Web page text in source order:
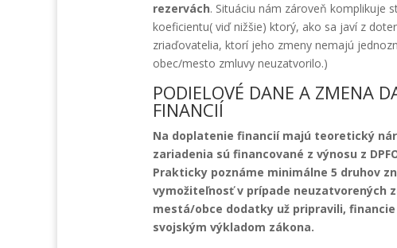
rezervách. Situáciu nám zároveň komplikuje
koeficientu( viď nižšie) ktorý, ako sa javí z
zriaďovatelia, ktorí jeho zmeny nemajú
obec/mesto zmluvy neuzatvorilo.)
PODIELOVÉ DANE A ZMENA
FINANCIÍ
Na doplatenie financií majú teoretický
zariadenia sú financované z výnosu z
Prakticky poznáme minimálne 5 druhov
vymožiteľnosť v prípade neuzatvorených
mestá/obce dodatky už pripravili,
svojským výkladom zákona.